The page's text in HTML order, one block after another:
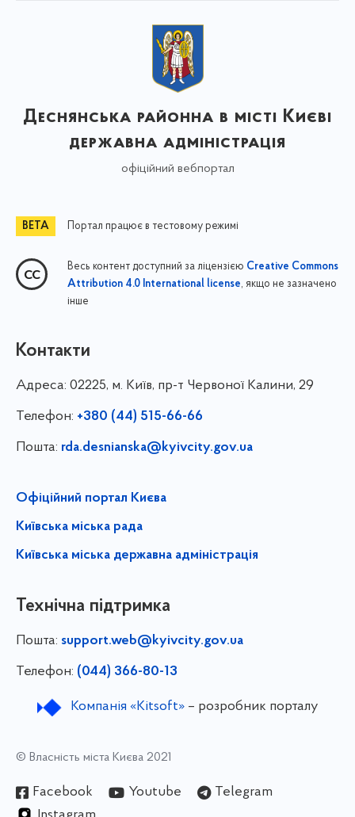
Деснянська районна в місті Києві
державна адміністрація
офіційний вебпортал
Портал працює в тестовому режимі
Весь контент доступний за ліцензією Creative Commons
Attribution 4.0 International license, якщо не зазначено
інше
Контакти
Адреса: 02225, м. Київ, пр-т Червоної Калини, 29
Телефон: +380 (44) 515-66-66
Пошта: rda.desnianska@kyivcity.gov.ua
Офіційний портал Києва
Київська міська рада
Київська міська державна адміністрація
Технічна підтримка
Пошта: support.web@kyivcity.gov.ua
Телефон: (044) 366-80-13
Компанія «Kitsoft»– розробник порталу
© Власність міста Києва 2021
Facebook Youtube
Telegram